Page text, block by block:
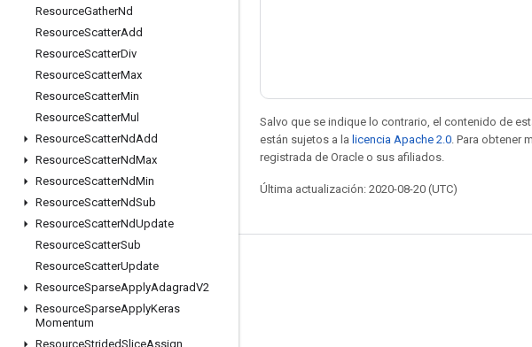
ResourceGatherNd
ResourceScatterAdd
ResourceScatterDiv
ResourceScatterMax
ResourceScatterMin
ResourceScatterMul
ResourceScatterNdAdd
ResourceScatterNdMax
ResourceScatterNdMin
ResourceScatterNdSub
ResourceScatterNdUpdate
ResourceScatterSub
ResourceScatterUpdate
ResourceSparseApplyAdagradV2
ResourceSparseApplyKeras
Momentum
ResourceStridedSliceAssign
Salvo que se indique lo contrario, el contenido de
están sujetos a la licencia Apache 2.0 . Para obtener
registrada de Oracle o sus afiliados.
Última actualización: 2020-08-20 (UTC)
Mantente conectado
Foro